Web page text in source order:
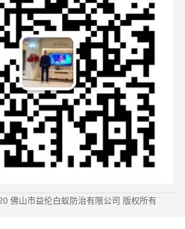
佛山市益伦白蚁防治有限公司 版权所有